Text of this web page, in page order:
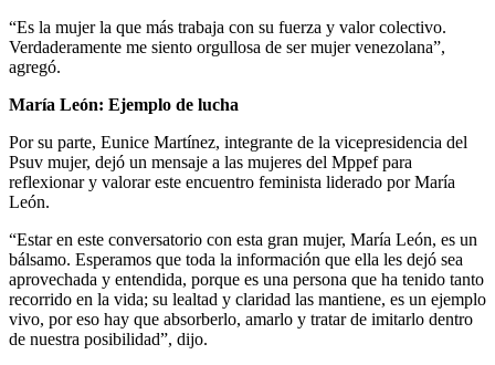
“Es la mujer la que más trabaja con su fuerza y valor colectivo.
Verdaderamente me siento orgullosa de ser mujer venezolana”,
agregó.
María León: Ejemplo de lucha
Por su parte, Eunice Martínez, integrante de la vicepresidencia del
Psuv mujer, dejó un mensaje a las mujeres del Mppef para
reflexionar y valorar este encuentro feminista liderado por María
León.
“Estar en este conversatorio con esta gran mujer, María León, es un
bálsamo. Esperamos que toda la información que ella les dejó sea
aprovechada y entendida, porque es una persona que ha tenido tanto
recorrido en la vida; su lealtad y claridad las mantiene, es un ejemplo
vivo, por eso hay que absorberlo, amarlo y tratar de imitarlo dentro
de nuestra posibilidad”, dijo.